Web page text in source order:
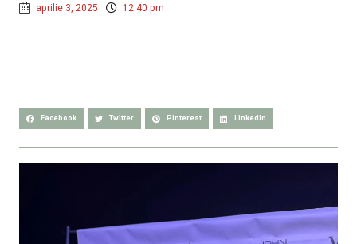
aprilie 3, 2025 12:40 pm
Facebook Twitter Pinterest LinkedIn